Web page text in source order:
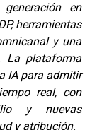
en
herramientas
y una
La plataforma
IA para admitir
real, con
y nuevas
y atribución.